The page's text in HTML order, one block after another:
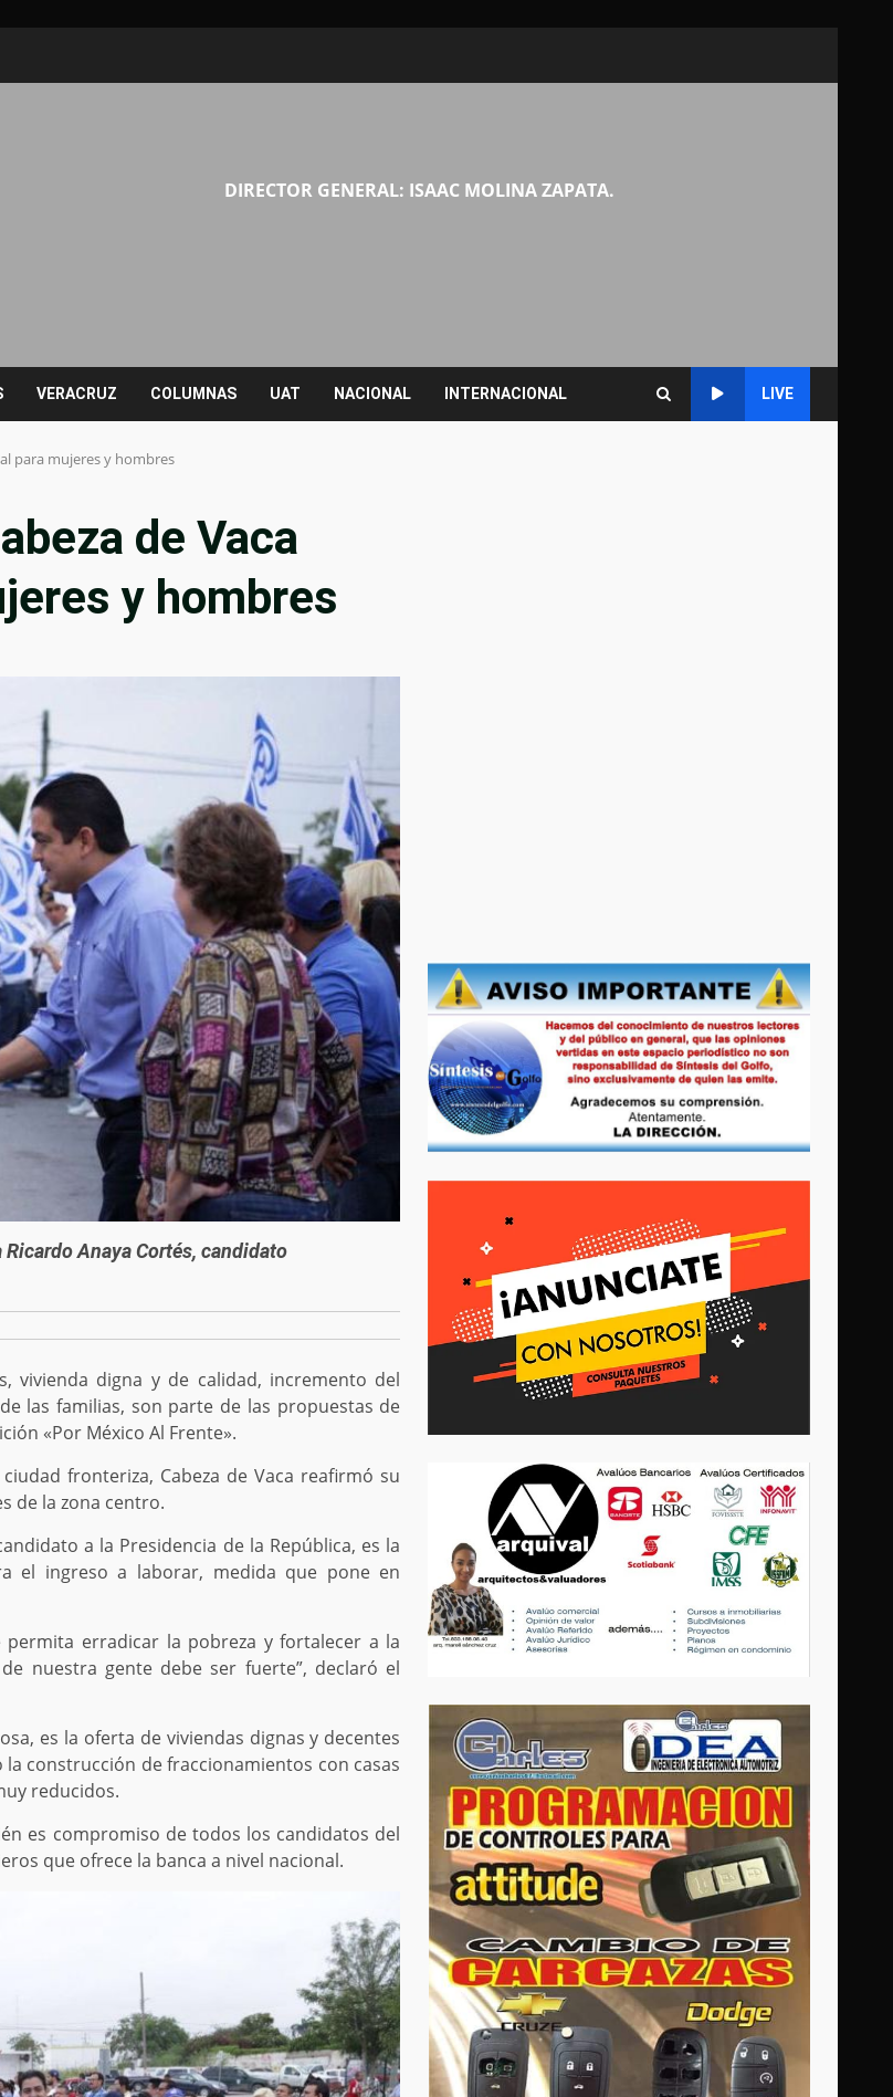
DIRECTOR GENERAL: ISAAC MOLINA ZAPATA.
VERACRUZ COLUMNAS UAT NACIONAL INTERNACIONAL LIVE
para mujeres y hombres
de Vaca
y hombres
Anaya Cortés, candidato
vivienda digna y de calidad, incremento del
las familias, son parte de las propuestas de
«Por México Al Frente».
fronteriza, Cabeza de Vaca reafirmó su
de la zona centro.
a la Presidencia de la República, es la
el ingreso a laborar, medida que pone en
permita erradicar la pobreza y fortalecer a la
nuestra gente debe ser fuerte”, declaró el
es la oferta de viviendas dignas y decentes
construcción de fraccionamientos con casas
reducidos.
es compromiso de todos los candidatos del
que ofrece la banca a nivel nacional.